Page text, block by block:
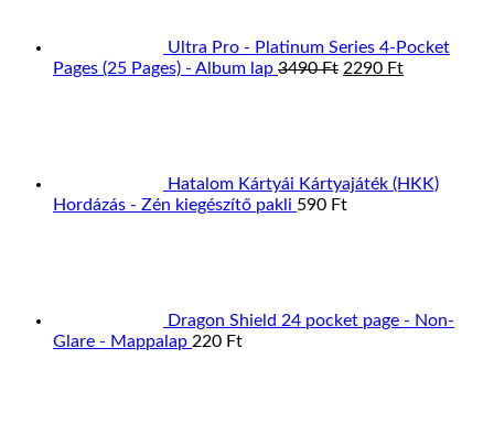
Ultra Pro - Platinum Series 4-Pocket
Pages (25 Pages) - Album lap 3490Ft Original
2290 FtCurrent
Hatalom Kártyái Kártyajáték (HKK)
Hordázás - Zén kiegészítő pakli 590 Ft
Dragon Shield 24 pocket page - Non-
Glare - Mappalap 220 Ft